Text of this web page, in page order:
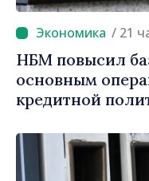
/ 21
НБМ повысил
основным
кредитной